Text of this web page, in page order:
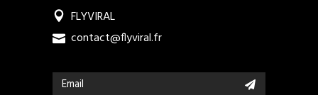
FLYVIRAL
contact@flyviral.fr